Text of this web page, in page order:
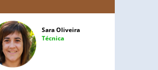
Sara Oliveira
Técnica